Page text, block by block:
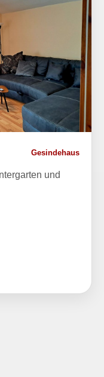
Gesindehaus
und